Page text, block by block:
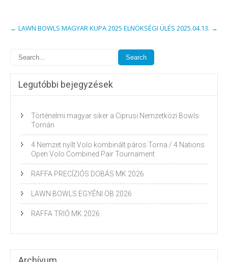
navigation
← LAWN BOWLS MAGYAR KUPA 2025 ELNÖKSÉGI ÜLÉS 2025.04.13. →
Legutóbbi bejegyzések
Történelmi magyar siker a Ciprusi Nemzetközi Bowls
Tornán
4 Nemzet nyílt Volo kombinált páros Torna / 4 Nations
Open Volo Combined Pair Tournament
RAFFA PRECÍZIÓS DOBÁS MK 2026
LAWN BOWLS EGYÉNI OB 2026
RAFFA TRIÓ MK 2026